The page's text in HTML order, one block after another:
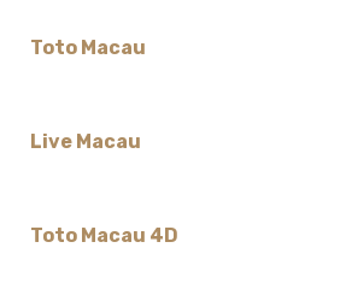
Toto Macau
Live Macau
Toto Macau 4D